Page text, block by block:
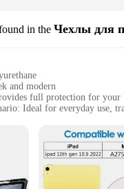
in the Чехлы для
and modern
full protection for your
Ideal for everyday use,
Shock-absorbent and anti-
for Your 10.2-inch Tablet**